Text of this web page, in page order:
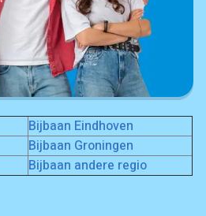
Bijbaan Eindhoven
Bijbaan Groningen
Bijbaan andere regio